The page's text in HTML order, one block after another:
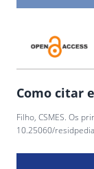
Como citar
Filho, CSMES. Os
10.25060/